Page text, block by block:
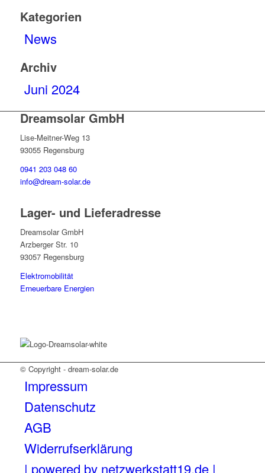
Kategorien
News
Archiv
Juni 2024
Dreamsolar GmbH
Lise-Meitner-Weg 13
93055 Regensburg
0941 203 048 60
info@dream-solar.de
Lager- und Lieferadresse
Dreamsolar GmbH
Arzberger Str. 10
93057 Regensburg
Elektromobilität
Erneuerbare Energien
© Copyright - dream-solar.de
Impressum
Datenschutz
AGB
Widerrufserklärung
| powered by netzwerkstatt19.de |